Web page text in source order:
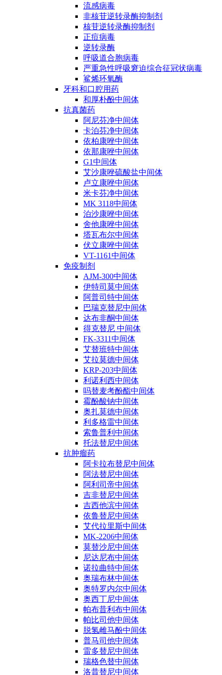
流感病毒
非核苷逆转录酶抑制剂
核苷逆转录酶抑制剂
正痘病毒
逆转录酶
呼吸道合胞病毒
严重急性呼吸窘迫综合征冠状病毒
鲨烯环氧酶
牙科和口腔用药
和厚朴酚中间体
抗真菌药
阿尼芬净中间体
卡泊芬净中间体
依柏康唑中间体
依那康唑中间体
G1中间体
艾沙康唑硫酸盐中间体
卢立康唑中间体
米卡芬净中间体
MK 3118中间体
泊沙康唑中间体
舍他康唑中间体
塔瓦布尔中间体
伏立康唑中间体
VT-1161中间体
免疫制剂
AJM-300中间体
伊特司莫中间体
阿普司特中间体
巴瑞克替尼中间体
达布非酮中间体
得克替尼 中间体
FK-3311中间体
艾替班特中间体
艾拉莫德中间体
KRP-203中间体
利诺利西中间体
吗替麦考酚酯中间体
霉酚酸钠中间体
奥扎莫德中间体
利多格雷中间体
索鲁普利中间体
托法替尼中间体
抗肿瘤药
阿卡拉布替尼中间体
阿法替尼中间体
阿利司帝中间体
吉非替尼中间体
吉西他滨中间体
依鲁替尼中间体
艾代拉里斯中间体
MK-2206中间体
莫替沙尼中间体
尼达尼布中间体
诺拉曲特中间体
奥瑞布林中间体
奥特罗内尔中间体
奥西丁尼中间体
帕布昔利布中间体
帕比司他中间体
脱氢雌马酚中间体
普马司他中间体
雷多替尼中间体
瑞格色替中间体
洛昔替尼中间体